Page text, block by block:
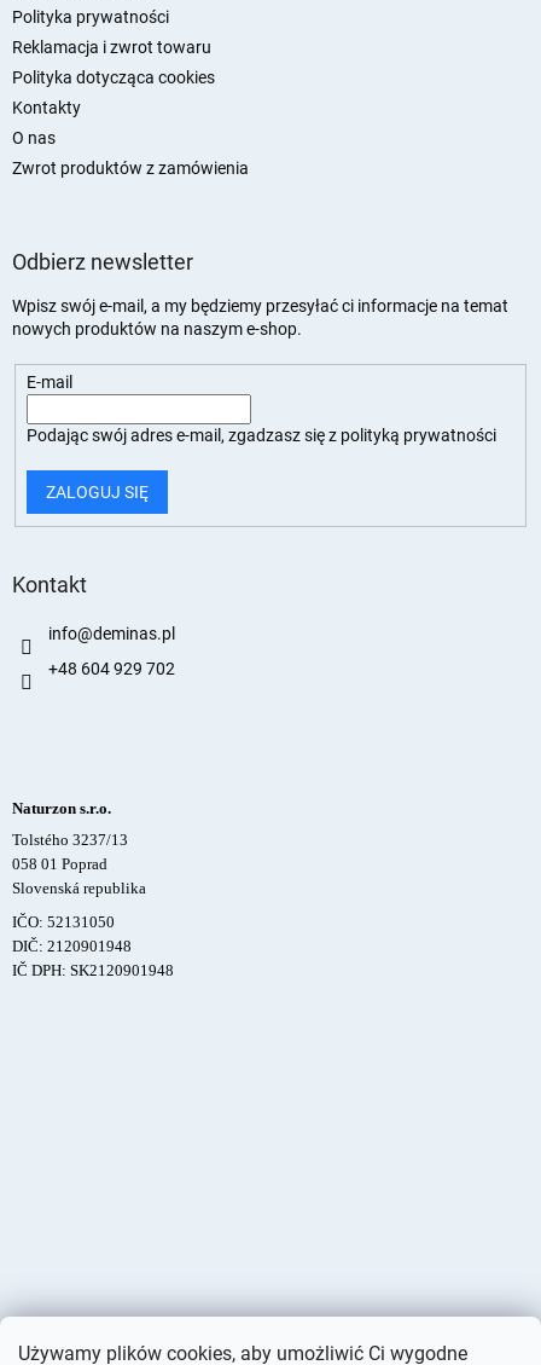
Używamy plików cookies, aby umożliwić Ci wygodne
Polityka prywatności
Reklamacja i zwrot towaru
Polityka dotycząca cookies
Kontakty
O nas
Zwrot produktów z zamówienia
Odbierz newsletter
Wpisz swój e-mail, a my będziemy przesyłać ci informacje na temat
nowych produktów na naszym e-shop.
E-mail
Podając swój adres e-mail, zgadzasz się z polityką prywatności
ZALOGUJ SIĘ
Kontakt
info@deminas.pl
+48 604 929 702
Naturzon s.r.o.
Tolstého 3237/13
058 01 Poprad
Slovenská republika
IČO: 52131050
DIČ: 2120901948
IČ DPH: SK2120901948